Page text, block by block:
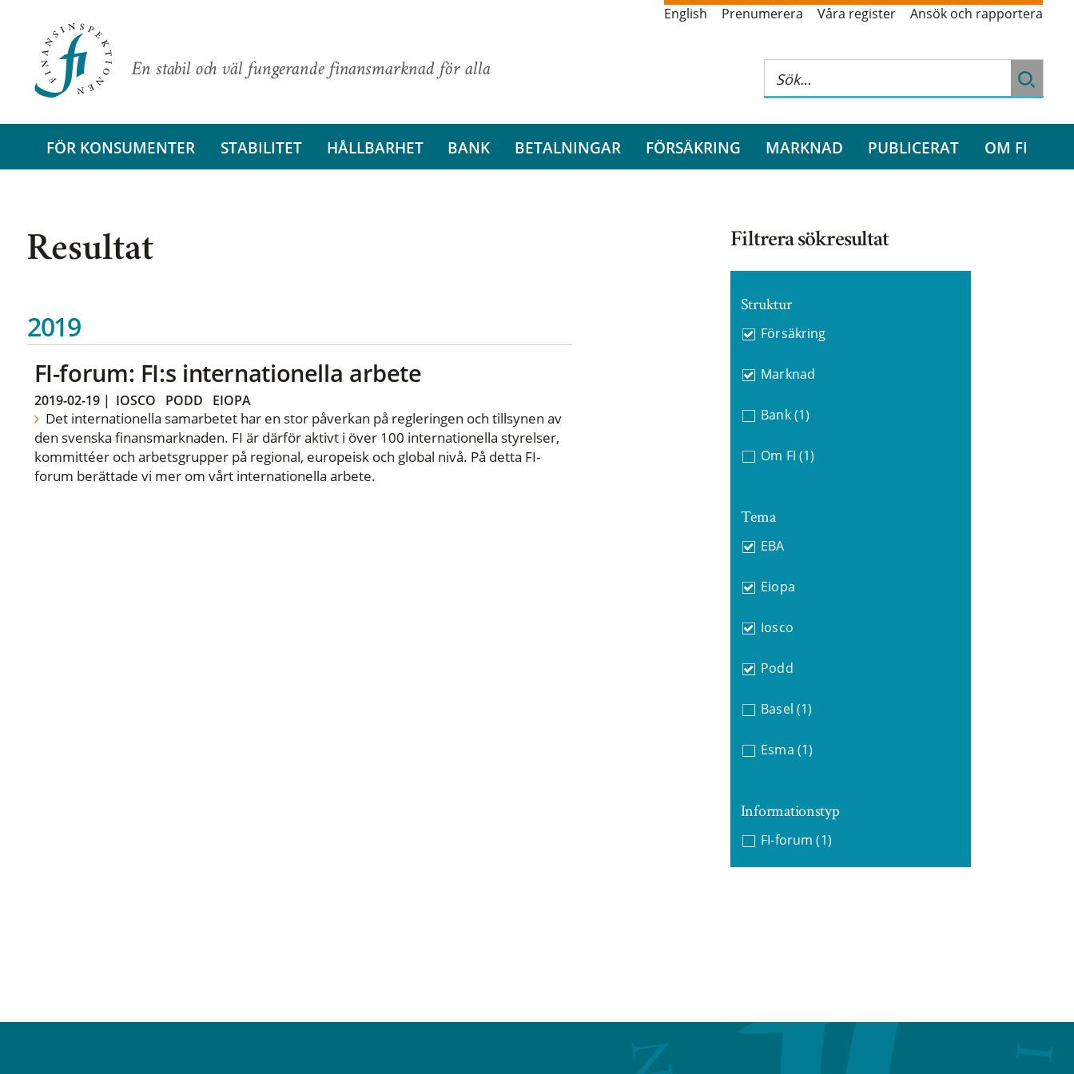
En stabil och väl fungerande finansmarknad för alla
English Prenumerera Våra register Ansök och rapportera
FÖR KONSUMENTER STABILITET HÅLLBARHET BANK BETALNINGAR FÖRSÄKRING MARKNAD PUBLICERAT OM FI
Resultat
2019
FI-forum: FI:s internationella arbete
2019-02-19| IOSCO PODD EIOPA
Det internationella samarbetet har en stor påverkan på regleringen och tillsynen av
den svenska finansmarknaden. FI är därför aktivt i över 100 internationella styrelser,
kommittéer och arbetsgrupper på regional, europeisk och global nivå. På detta FI-
forum berättade vi mer om vårt internationella arbete.
Filtrera sökresultat
Struktur
Försäkring
Marknad
Bank (1)
Om FI (1)
Tema
EBA
Eiopa
Iosco
Podd
Basel (1)
Esma (1)
Informationstyp
FI-forum (1)